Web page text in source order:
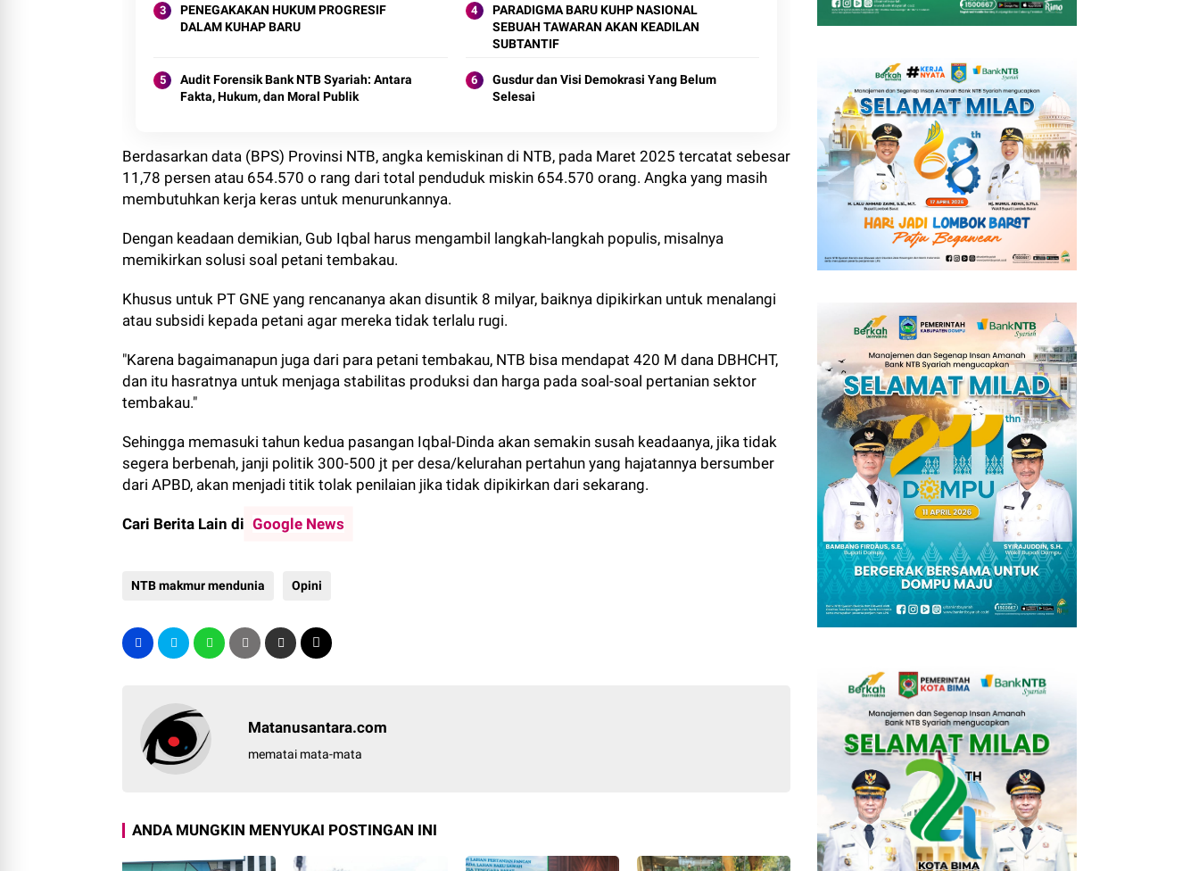
PENEGAKAKAN HUKUM PROGRESIF
DALAM KUHAP BARU
PARADIGMA BARU KUHP NASIONAL
SEBUAH TAWARAN AKAN KEADILAN
SUBTANTIF
Audit Forensik Bank NTB Syariah: Antara
Fakta, Hukum, dan Moral Publik
Gusdur dan Visi Demokrasi Yang Belum
Selesai
Berdasarkan data (BPS) Provinsi NTB, angka kemiskinan di NTB, pada Maret 2025 tercatat sebesar
11,78 persen atau 654.570 o rang dari total penduduk miskin 654.570 orang. Angka yang masih
membutuhkan kerja keras untuk menurunkannya.
Dengan keadaan demikian, Gub Iqbal harus mengambil langkah-langkah populis, misalnya
memikirkan solusi soal petani tembakau.
Khusus untuk PT GNE yang rencananya akan disuntik 8 milyar, baiknya dipikirkan untuk menalangi
atau subsidi kepada petani agar mereka tidak terlalu rugi.
"Karena bagaimanapun juga dari para petani tembakau, NTB bisa mendapat 420 M dana DBHCHT,
dan itu hasratnya untuk menjaga stabilitas produksi dan harga pada soal-soal pertanian sektor
tembakau."
Sehingga memasuki tahun kedua pasangan Iqbal-Dinda akan semakin susah keadaanya, jika tidak
segera berbenah, janji politik 300-500 jt per desa/kelurahan pertahun yang hajatannya bersumber
dari APBD, akan menjadi titik tolak penilaian jika tidak dipikirkan dari sekarang.
Cari Berita Lain di Google News
NTB makmur mendunia Opini
Matanusantara.com
mematai mata-mata
ANDA MUNGKIN MENYUKAI POSTINGAN INI